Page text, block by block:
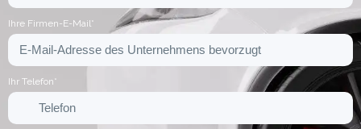
Ihre Firmen-E-Mail*
Ihr Telefon*